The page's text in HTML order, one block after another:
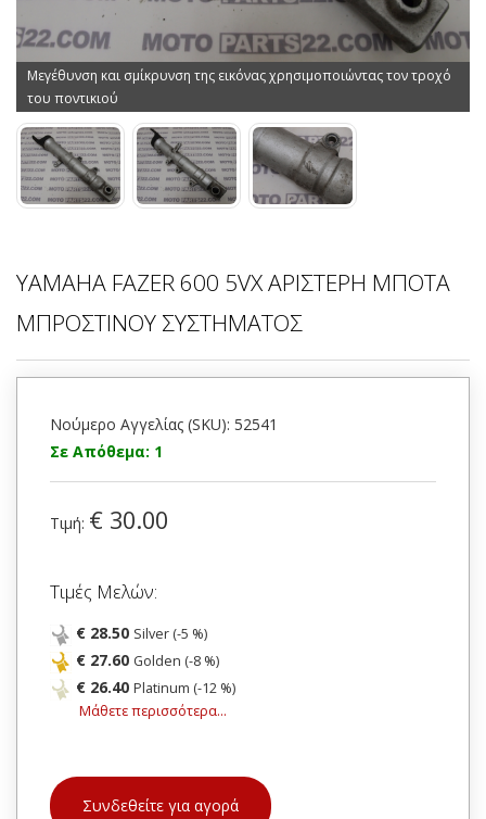
Μεγέθυνση και σμίκρυνση της εικόνας χρησιμοποιώντας τον τροχό
του ποντικιού
YAMAHA FAZER 600 5VX ΑΡΙΣΤΕΡΗ ΜΠΟΤΑ
ΜΠΡΟΣΤΙΝΟΥ ΣΥΣΤΗΜΑΤΟΣ
Νούμερο Αγγελίας (SKU): 52541
Σε Απόθεμα: 1
Τιμή: € 30.00
Τιμές Μελών:
€ 28.50 Silver (-5 %)
€ 27.60 Golden (-8 %)
€ 26.40 Platinum (-12 %)
Μάθετε περισσότερα...
Συνδεθείτε για αγορά